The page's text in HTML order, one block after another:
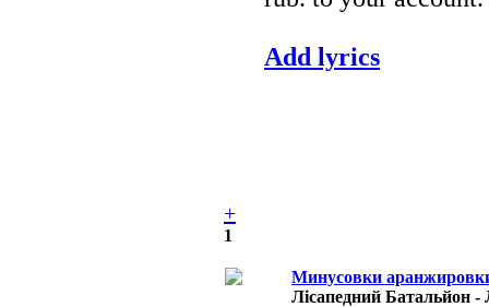
Add lyrics
+
1
Минусовки
Лісапедний Батальйон